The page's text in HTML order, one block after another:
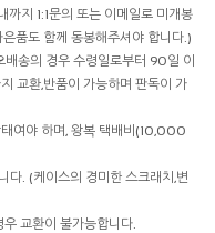
지 1:1문의 또는 이메일로 미개봉
품도 함께 동봉해주셔야 합니다.)
배송의 경우 수령일로부터 90일 이
교환,반품이 가능하며 판독이 가
여야 하며, 왕복 택배비(10,000
다. (케이스의 경미한 스크래치,변
교환이 불가능합니다.